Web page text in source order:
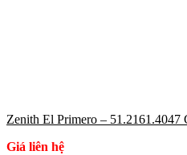
Zenith El Primero – 51.2161.4047
Giá liên hệ